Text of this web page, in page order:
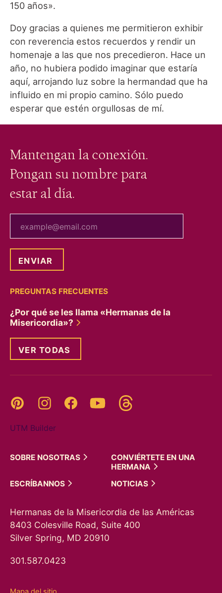
150 años».
Doy gracias a quienes me permitieron exhibir
con reverencia estos recuerdos y rendir un
homenaje a las que nos precedieron. Hace un
año, no hubiera podido imaginar que estaría
aquí, arrojando luz sobre la hermandad que ha
influido en mi propio camino. Sólo puedo
esperar que estén orgullosas de mí.
Mantengan la conexión.
Pongan su nombre para
estar al día.
PREGUNTAS FRECUENTES
¿Por qué se les llama «Hermanas de la
Misericordia»?
VER TODAS
Pinterest InstagramFacebookYouTube
UTM Builder
SOBRE NOSOTRAS
CONVIÉRTETE EN UNA
HERMANA
ESCRÍBANNOS
NOTICIAS
Hermanas de la Misericordia de las Américas
8403 Colesville Road, Suite 400
Silver Spring, MD 20910
301.587.0423